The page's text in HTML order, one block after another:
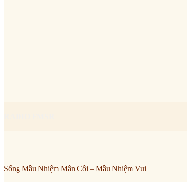
Sống Mầu Nhiệm Mân Côi – Mầu Nhiệm Vui